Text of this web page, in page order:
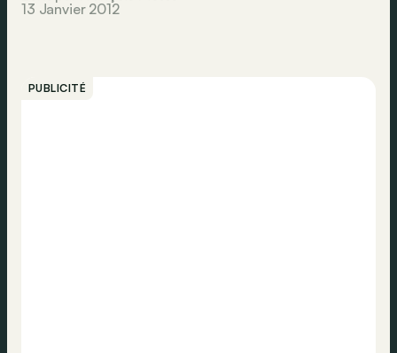
13 Janvier 2012
PUBLICITÉ